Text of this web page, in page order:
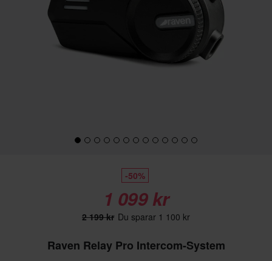
-50%
1 099 kr
2 199 kr Du sparar 1 100 kr
Raven Relay Pro Intercom-System